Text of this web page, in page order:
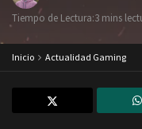
Tiempo de Lectura:3 mins
Inicio Actualidad Gaming